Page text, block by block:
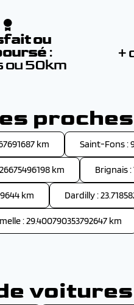
ou
:
ou 50km
+
km Saint-Fons :
km Brignais :
km Dardilly :
: 29.400790353792647 km